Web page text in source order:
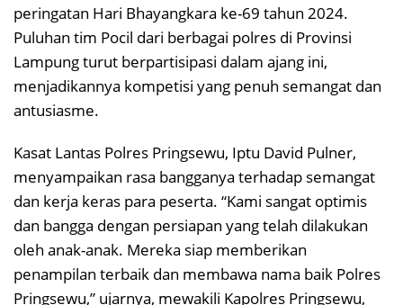
peringatan Hari Bhayangkara ke-69 tahun 2024.
Puluhan tim Pocil dari berbagai polres di Provinsi
Lampung turut berpartisipasi dalam ajang ini,
menjadikannya kompetisi yang penuh semangat dan
antusiasme.
Kasat Lantas Polres Pringsewu, Iptu David Pulner,
menyampaikan rasa bangganya terhadap semangat
dan kerja keras para peserta. “Kami sangat optimis
dan bangga dengan persiapan yang telah dilakukan
oleh anak-anak. Mereka siap memberikan
penampilan terbaik dan membawa nama baik Polres
Pringsewu,” ujarnya, mewakili Kapolres Pringsewu,